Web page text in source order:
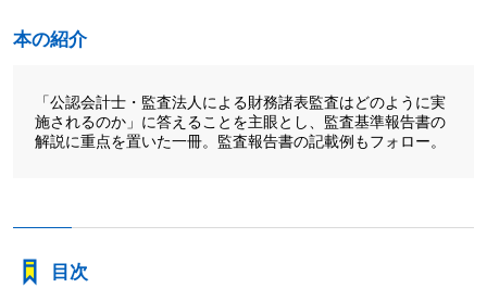
本の紹介
「公認会計士・監査法人による財務諸表監査はどのように実
施されるのか」に答えることを主眼とし、監査基準報告書の
解説に重点を置いた一冊。監査報告書の記載例もフォロー。
目次